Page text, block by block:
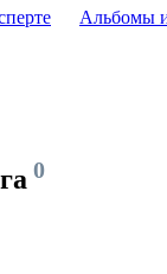
Альбомы
0